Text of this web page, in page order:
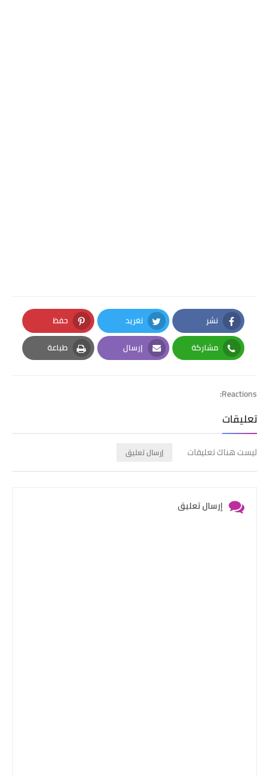
نشر
Facebook
تغريد
Twitter
حفظ
Pinterest
مشاركة
Whatsapp
إرسال
Email
طباعة
Print
Reactions:
تعليقات
ليست هناك تعليقات إرسال تعليق
إرسال تعليق